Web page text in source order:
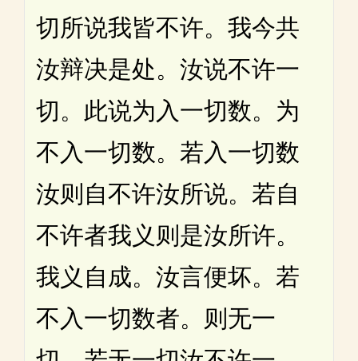
切所说我皆不许。我今共
汝辩决是处。汝说不许一
切。此说为入一切数。为
不入一切数。若入一切数
汝则自不许汝所说。若自
不许者我义则是汝所许。
我义自成。汝言便坏。若
不入一切数者。则无一